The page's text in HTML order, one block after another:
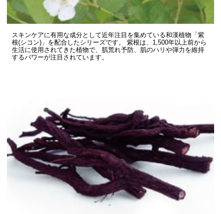
スキンケアに有用な成分として近年注目を集めている和漢植物「紫
根(シコン)」を配合したシリーズです。 紫根は、1,500年以上前から
生活に使用されてきた植物で、肌荒れ予防、肌のハリや弾力を維持
するパワーが注目されています。